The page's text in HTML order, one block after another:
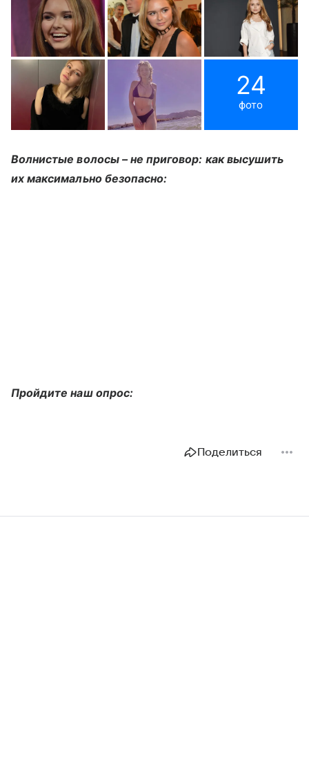
24
фото
Волнистые волосы – не приговор: как высушить
их максимально безопасно:
Пройдите наш опрос:
Поделиться